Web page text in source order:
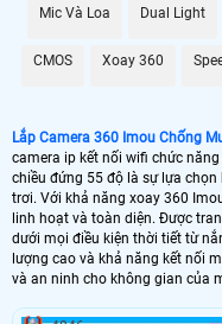
Với khả năng xoay 360 Imou
hoặc máy tính. Công nghệ IP
chất lượng video HD.
Mic Và Loa Dual Light
CMOS Xoay 360
Lắp Camera 360 Imou Chống
camera ip kết nối wifi chức
chiều đứng 55 độ là sự lựa
trơi. Với khả năng xoay 360
linh hoạt và toàn diện. Được
dưới mọi điều kiện thời tiết từ
lượng cao và khả năng kết nối
và an ninh cho không gian của